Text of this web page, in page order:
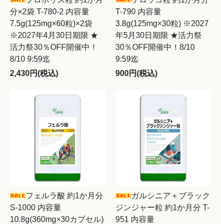
分×2袋 T-780-2 内容量
7.5g(125mg×60粒)×2袋
※2027年4月30日期限 ★
活力祭30％OFF開催中！
8/10 9:59迄
2,430円(税込)
T-790 内容量
3.8g(125mg×30粒) ※2027
年5月30日期限 ★活力祭
30％OFF開催中！8/10
9:59迄
900円(税込)
フェルラ酸 約1か月分
S-1000 内容量
10.8g(360mg×30カプセル)
ガルシニア＋ブラック
ジンジャー粒 約1か月分 T-
951 内容量